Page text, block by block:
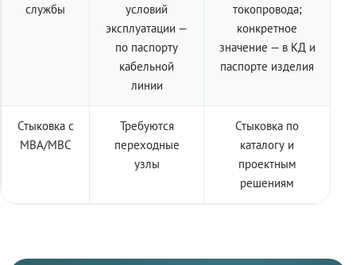
службы
условий
эксплуатации —
по паспорту
кабельной
линии
токопровода;
конкретное
значение — в КД и
паспорте изделия
Стыковка с
МВА/МВС
Требуются
переходные
узлы
Стыковка по
каталогу и
проектным
решениям